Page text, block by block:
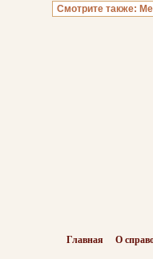
Смотрите также:
Главная О